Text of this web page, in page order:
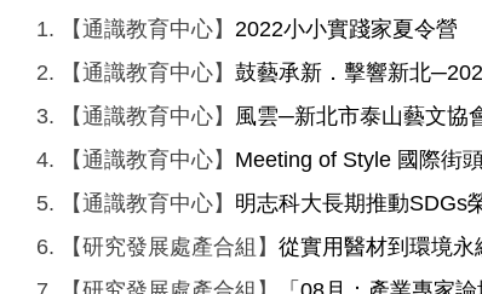
【通識教育中心】 2022小小實踐家夏令營
【通識教育中心】 鼓藝承新．擊響新北
【通識教育中心】 風雲─新北市泰山藝文協
【通識教育中心】 Meeting of Style 國際街
【通識教育中心】 明志科大長期推動SDGs
【研究發展處產合組】 從實用醫材到環境